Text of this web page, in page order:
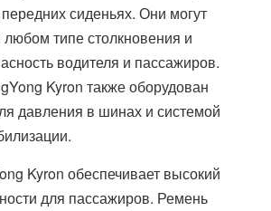
сиденьях. Они могут
типе столкновения и
водителя и пассажиров.
Kyron также оборудован
давления в шинах и системой
Kyron обеспечивает высокий
для пассажиров. Ремень